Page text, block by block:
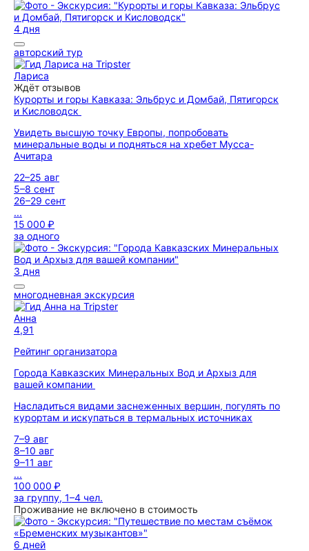
4 дня
авторский тур
Лариса
Ждёт отзывов
Курорты и горы Кавказа: Эльбрус и Домбай, Пятигорск
и Кисловодск
Увидеть высшую точку Европы, попробовать
минеральные воды и подняться на хребет Мусса-
Ачитара
22–25 авг
5–8 сент
26–29 сент
...
15 000 ₽
за одного
3 дня
многодневная экскурсия
Анна
4,91
Рейтинг организатора
Города Кавказских Минеральных Вод и Архыз для
вашей компании
Насладиться видами заснеженных вершин, погулять по
курортам и искупаться в термальных источниках
7–9 авг
8–10 авг
9–11 авг
...
100 000 ₽
за группу, 1–4 чел.
Проживание не включено в стоимость
6 дней